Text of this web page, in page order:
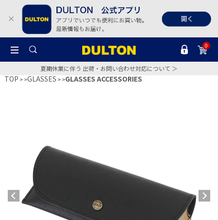
0
夏期休業に伴う 出荷・お問い合わせ対応について ＞
TOP >GLASSES >GLASSES ACCESSORIES